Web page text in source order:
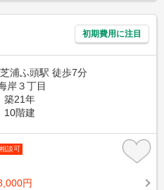
初期費用に注目
浦ふ頭駅 徒歩7分
岸３丁目
築21年
10階建
談可
円